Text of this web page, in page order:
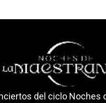
del ciclo Noches
del ciclo